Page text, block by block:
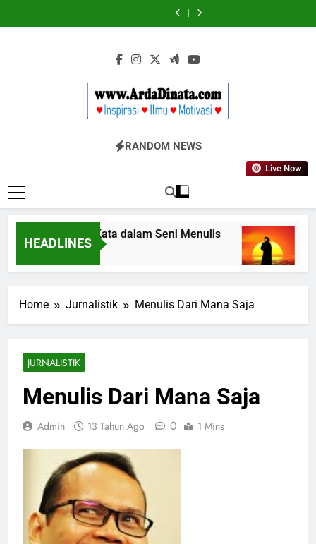
to
Kekinian
EFEKTA
English
for
Adults
Wajib
Diketahui
Kekinian
di
EFEKTA
English
for
Adults
BERDAYA
Inspirasi, Ilmu, Dan Motivasi
RANDOM NEWS
Live Now
HEADLINES
Terbangkan Kata dalam Seni Menulis
3 Tahun Ago
Home Jurnalistik Menulis Dari Mana Saja
JURNALISTIK
Menulis Dari Mana Saja
Admin 13 Tahun Ago 0 1 Mins